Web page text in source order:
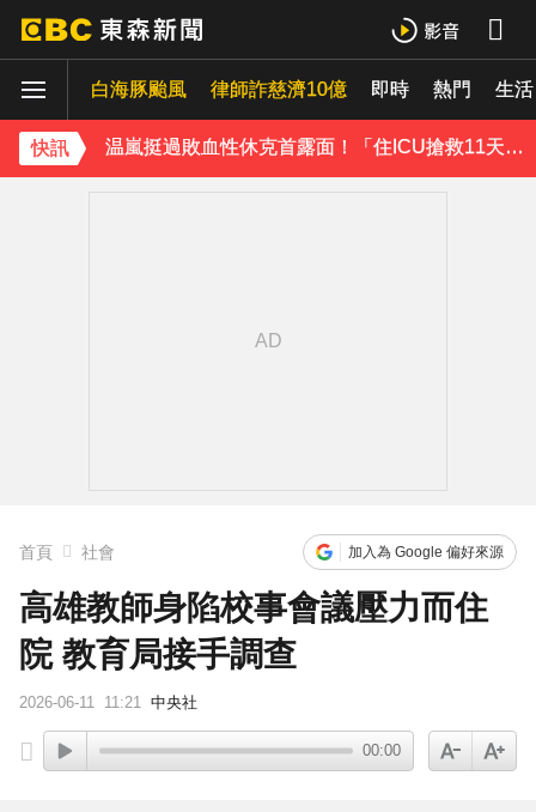
白海豚颱風 律師詐慈濟10億 即時 熱門 生活
快訊
下載東森App，隨時掌握天下大小事！
温嵐挺過敗血性休克首露面！「住ICU搶救11天」曝最新近況：讓大家擔心了
首頁 社會 加入為 Google 偏好來源
高雄教師身陷校事會議壓力而住
院 教育局接手調查
2026-06-11 11:21 中央社
00:00